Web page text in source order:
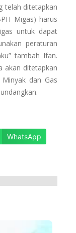
telah ditetapkan
Migas) harus
untuk dapat
peraturan
tambah Ifan.
akan ditetapkan
dan Gas
WhatsApp